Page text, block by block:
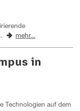
mehr…
in
Technologien auf dem